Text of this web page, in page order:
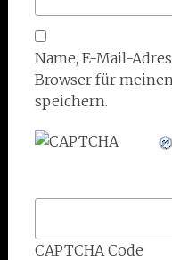
Name, E-Mail-
Browser für
speichern.
CAPTCHA Code